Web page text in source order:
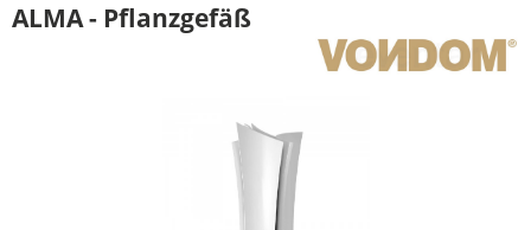
ALMA - Pflanzgefäß